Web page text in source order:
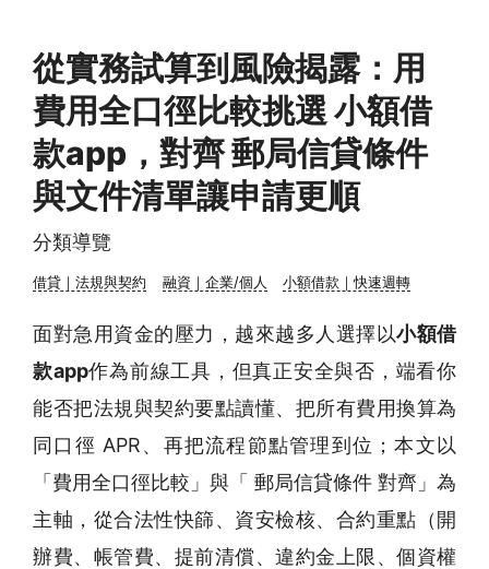
從實務試算到風險揭露：用
費用全口徑比較挑選 小額借
款app，對齊 郵局信貸條件
與文件清單讓申請更順
分類導覽
借貸｜法規與契約 融資｜企業/個人 小額借款｜快速週轉
面對急用資金的壓力，越來越多人選擇以小額借
款app作為前線工具，但真正安全與否，端看你
能否把法規與契約要點讀懂、把所有費用換算為
同口徑 APR、再把流程節點管理到位；本文以
「費用全口徑比較」與「 郵局信貸條件 對齊」為
主軸，從合法性快篩、資安檢核、合約重點（開
辦費、帳管費、提前清償、違約金上限、個資權